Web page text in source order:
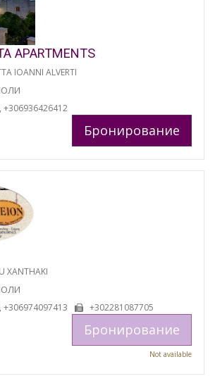
APARTMENTS
IOANNI ALVERTI
+306936426412
Бронирование
XANTHAKI
+306974097413 +302281087705
Бронирование
Not available